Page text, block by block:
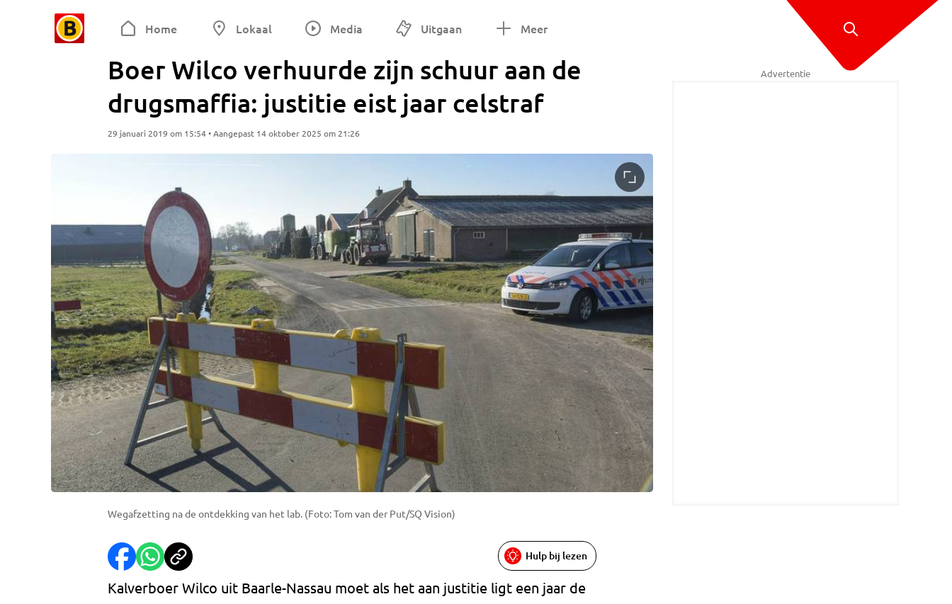
Home Lokaal Media Uitgaan Meer
Boer Wilco verhuurde zijn schuur aan de
drugsmaffia: justitie eist jaar celstraf
29 januari 2019 om 15:54 • Aangepast 14 oktober 2025 om 21:26
Wegafzetting na de ontdekking van het lab. (Foto: Tom van der Put/SQ Vision)
Hulp bij lezen
Kalverboer Wilco uit Baarle-Nassau moet als het aan justitie ligt een jaar de
Advertentie